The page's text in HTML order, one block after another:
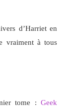
d’Harriet en
vraiment à tous
tome :Geek